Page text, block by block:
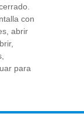
con
abrir
para